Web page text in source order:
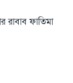
রাবাব ফাতিমা